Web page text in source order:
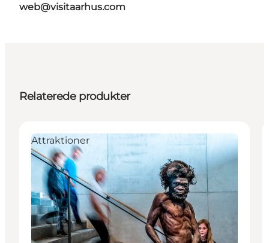
web@visitaarhus.com
Relaterede produkter
Attraktioner